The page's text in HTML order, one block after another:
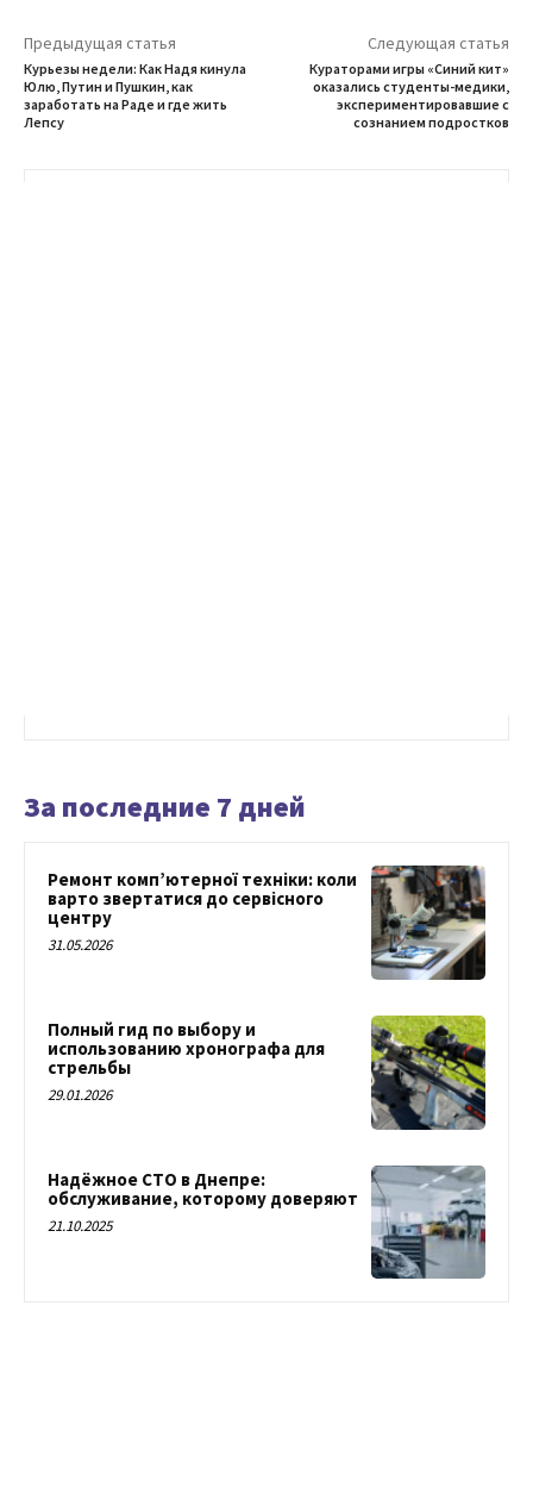
Предыдущая статья
Курьезы недели: Как Надя кинула
Юлю, Путин и Пушкин, как
заработать на Раде и где жить
Лепсу
Следующая статья
Кураторами игры «Синий кит»
оказались студенты-медики,
экспериментировавшие с
сознанием подростков
За последние 7 дней
Ремонт комп’ютерної техніки: коли
варто звертатися до сервісного
центру
31.05.2026
Полный гид по выбору и
использованию хронографа для
стрельбы
29.01.2026
Надёжное СТО в Днепре:
обслуживание, которому доверяют
21.10.2025